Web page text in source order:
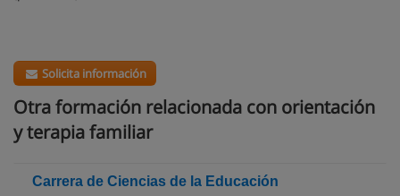
Solicita información
Otra formación relacionada con orientación
y terapia familiar
Carrera de Ciencias de la Educación